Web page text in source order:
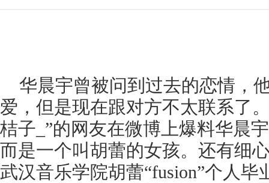
华晨宇曾被问到过去的恋情，
爱，但是现在跟对方不太联系了
桔子_”的网友在微博上爆料华晨
而是一个叫胡蕾的女孩。还有细
武汉音乐学院胡蕾“fusion”个人